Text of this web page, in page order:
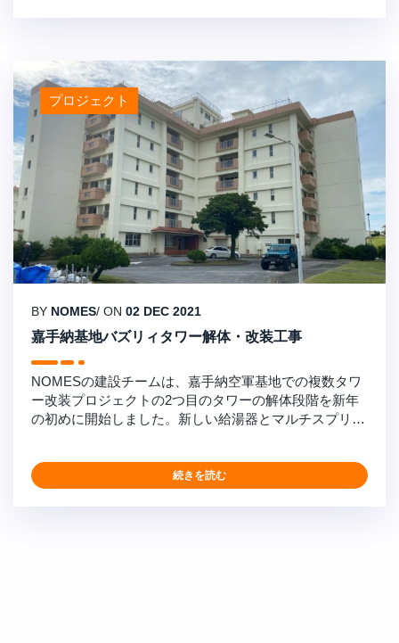
プロジェクト
BY NOMES/ ON 02 DEC 2021
嘉手納基地バズリィタワー解体・改装工事
NOMESの建設チームは、嘉手納空軍基地での複数タワ
ー改装プロジェクトの2つ目のタワーの解体段階を新年
の初めに開始しました。新しい給湯器とマルチスプリッ
ルーが作業を進めることができるようにしました。 同
時に、土木部門が新しい変圧器の設置のための掘削作業
続きを読む